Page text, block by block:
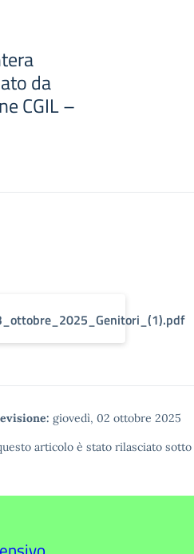
da
CGIL –
giovedì, 02 ottobre 2025
articolo è stato rilasciato sotto